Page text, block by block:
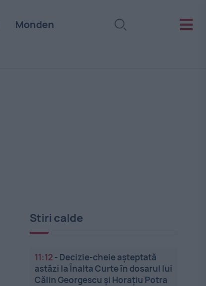
Monden
Stiri calde
11:12 - Decizie-cheie așteptată
astăzi la Înalta Curte în dosarul lui
Călin Georgescu și Horațiu Potra